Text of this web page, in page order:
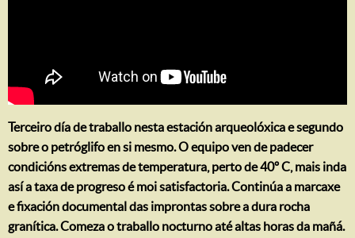
Terceiro día de traballo nesta estación arqueolóxica e segundo
sobre o petróglifo en si mesmo. O equipo ven de padecer
condicións extremas de temperatura, perto de 40º C, mais inda
así a taxa de progreso é moi satisfactoria. Continúa a marcaxe
e fixación documental das improntas sobre a dura rocha
granítica. Comeza o traballo nocturno até altas horas da mañá.